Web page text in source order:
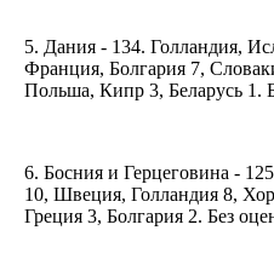
5. Дания - 134. Голландия,
Франция, Болгария 7,
Польша, Кипр 3, Беларусь 1.
6. Босния и Герцеговина -
10, Швеция, Голландия 8,
Греция 3, Болгария 2. Без